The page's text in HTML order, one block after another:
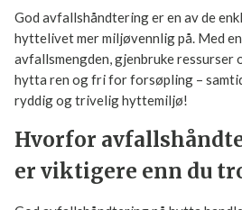
hyttelivet mer miljøvennlig på. Med
redusere avfallsmengden, gjenbruke
naturen rundt hytta ren og fri for
du får et mer ryddig og trivelig
Hvorfor
hytta er viktigere enn